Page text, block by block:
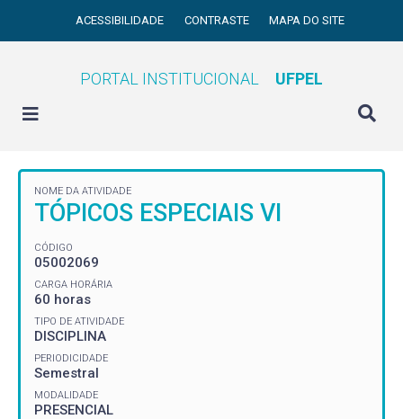
ACESSIBILIDADE CONTRASTE MAPA DO SITE
PORTAL INSTITUCIONAL UFPEL
NOME DA ATIVIDADE
TÓPICOS ESPECIAIS VI
CÓDIGO
05002069
CARGA HORÁRIA
60 horas
TIPO DE ATIVIDADE
DISCIPLINA
PERIODICIDADE
Semestral
MODALIDADE
PRESENCIAL